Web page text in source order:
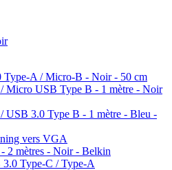
Type-A / Micro-B - Noir - 50 cm
Micro USB Type B - 1 mètre - Noir
USB 3.0 Type B - 1 mètre - Bleu -
vers VGA
2 mètres - Noir - Belkin
Type-C / Type-A